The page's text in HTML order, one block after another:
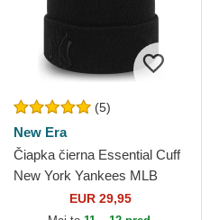
(5)
New Era
Čiapka čierna Essential Cuff
New York Yankees MLB
EUR 29,95